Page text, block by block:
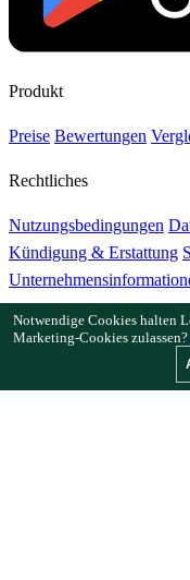
Produkt
Preise Bewertungen
Rechtliches
Nutzungsbedingungen
Kündigung & Erstattung
Funktionen
Gartengalerie
Notwendige Cookies halten
Marketing-Cookies zulassen?